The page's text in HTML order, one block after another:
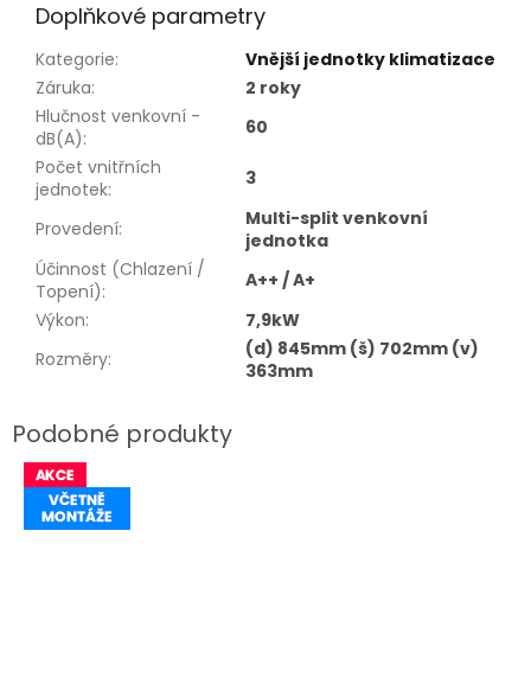
Doplňkové parametry
Kategorie:
Vnější jednotky klimatizace
Záruka:
2 roky
Hlučnost venkovní -
dB(A):
60
Počet vnitřních
jednotek: 3
Provedení:
Multi-split venkovní
jednotka
Účinnost (Chlazení /
Topení):
A++ / A+
Výkon:
7,9kW
Rozměry:
(d) 845mm (š) 702mm (v)
363mm